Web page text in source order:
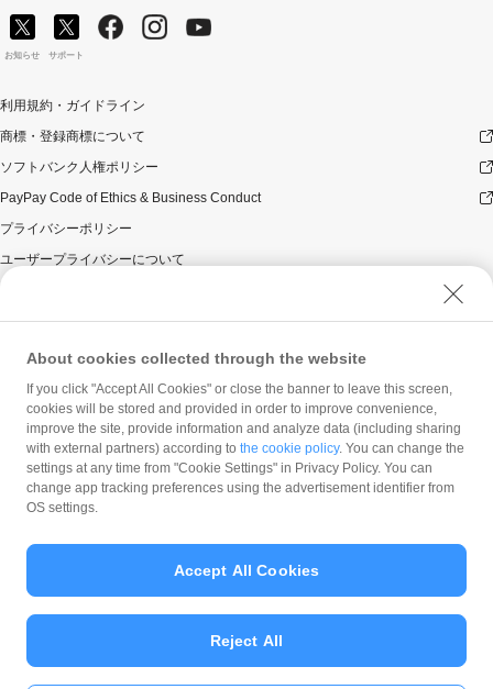
お知らせ サポート
利用規約・ガイドライン
商標・登録商標について
ソフトバンク人権ポリシー
PayPay Code of Ethics & Business Conduct
プライバシーポリシー
ユーザープライバシーについて
ウェブサイト利用規約
反社会的勢力に対する方針
勧誘方針
マネロン等基本方針
カスタマーハラスメントに関する当社の考え方
© PayPay Corporation
About cookies collected through the website
If you click "Accept All Cookies" or close the banner to leave this screen,
cookies will be stored and provided in order to improve convenience,
improve the site, provide information and analyze data (including sharing
with external partners) according to the cookie policy. You can change the
settings at any time from "Cookie Settings" in Privacy Policy. You can
change app tracking preferences using the advertisement identifier from
OS settings.
Reject All
Accept All Cookies